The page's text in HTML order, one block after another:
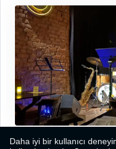
Daha iyi bir kullanıcı